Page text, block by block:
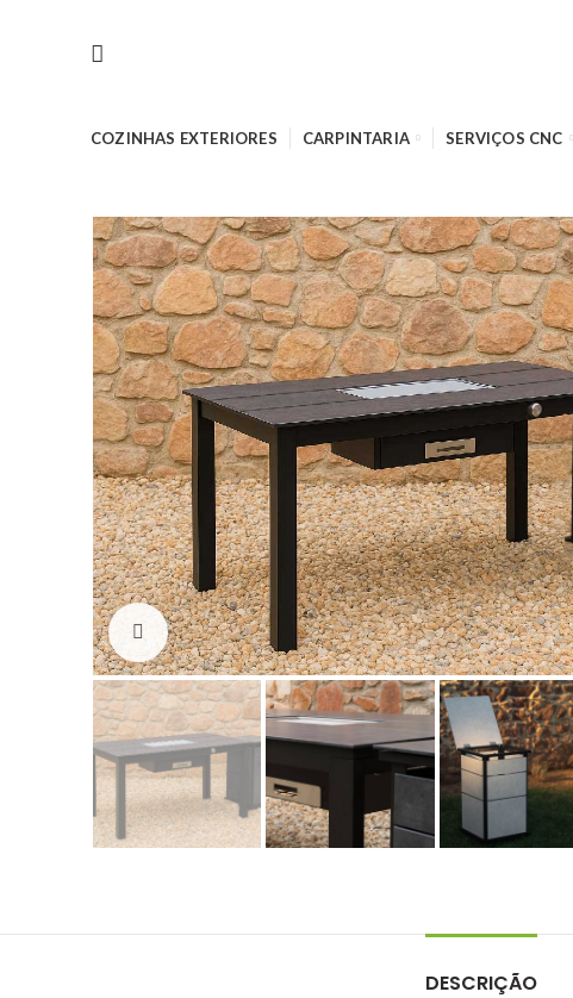
COZINHAS EXTERIORES CARPINTARIA SERVIÇOS CNC
Click to enlarge
DESCRIÇÃO